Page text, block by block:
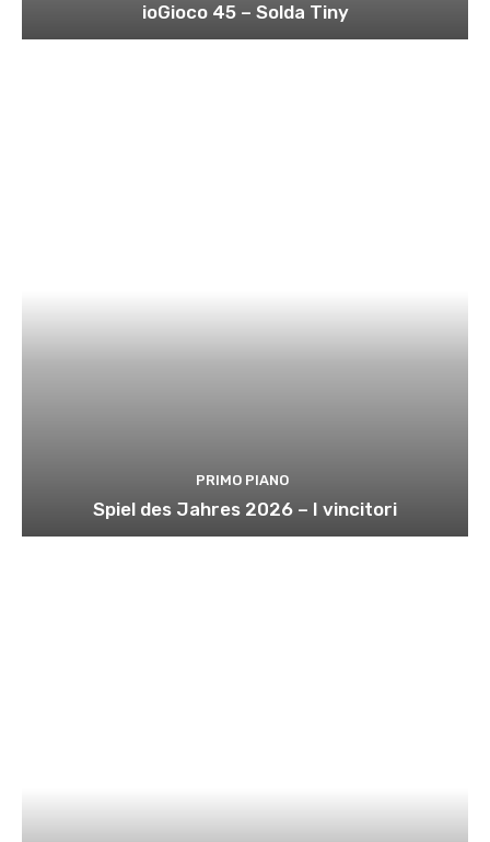
ioGioco 45 – Solda Tiny
PRIMO PIANO
Spiel des Jahres 2026 – I vincitori